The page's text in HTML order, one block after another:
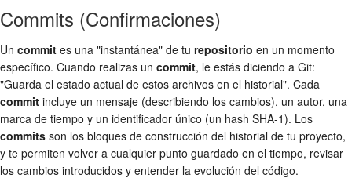
Commits (Confirmaciones)
Un commit es una "instantánea" de tu repositorio en un momento
específico. Cuando realizas un commit, le estás diciendo a Git:
"Guarda el estado actual de estos archivos en el historial". Cada
commit incluye un mensaje (describiendo los cambios), un autor, una
marca de tiempo y un identificador único (un hash SHA-1). Los
commits son los bloques de construcción del historial de tu proyecto,
y te permiten volver a cualquier punto guardado en el tiempo, revisar
los cambios introducidos y entender la evolución del código.